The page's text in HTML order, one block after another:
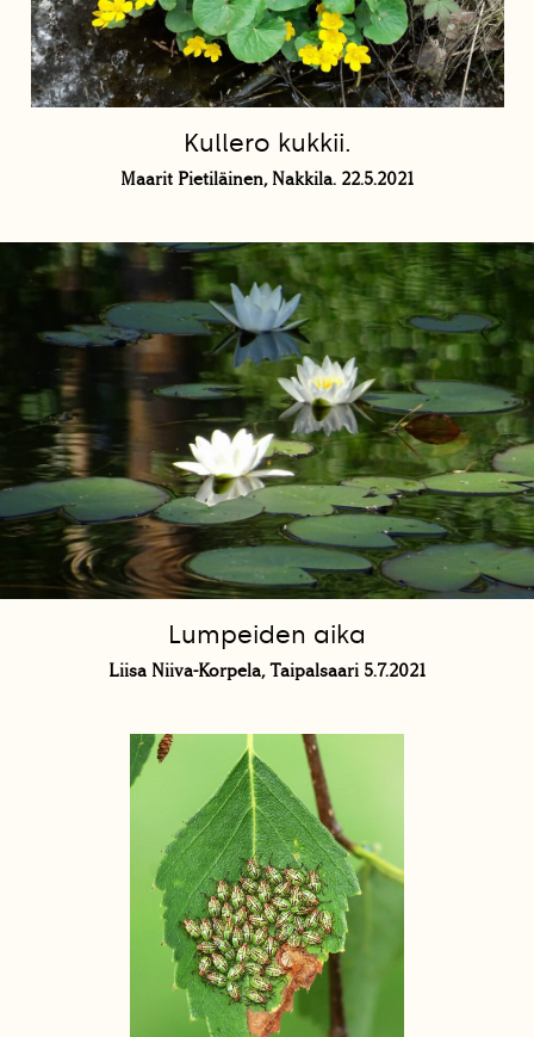
Kullero kukkii.
Maarit Pietiläinen, Nakkila. 22.5.2021
Lumpeiden aika
Liisa Niiva-Korpela, Taipalsaari 5.7.2021